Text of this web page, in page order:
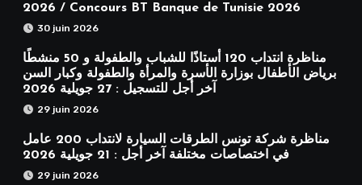
2026 / Concours BT Banque de Tunisie 2026
30 juin 2026
مناظرة انتداب 120 أستاذًا للشباب والطفولة و 50 منشطًا
برياض الأطفال بوزارة الأسرة والمرأة والطفولة وكبار السن
آخر أجل للتسجيل : 27 جويلية 2026
29 juin 2026
مناظرة شركة تونس الطرقات السيارة لانتداب 200 عامل
في اختصاصات مختلفة آخر أجل : 21 جويلية 2026
29 juin 2026